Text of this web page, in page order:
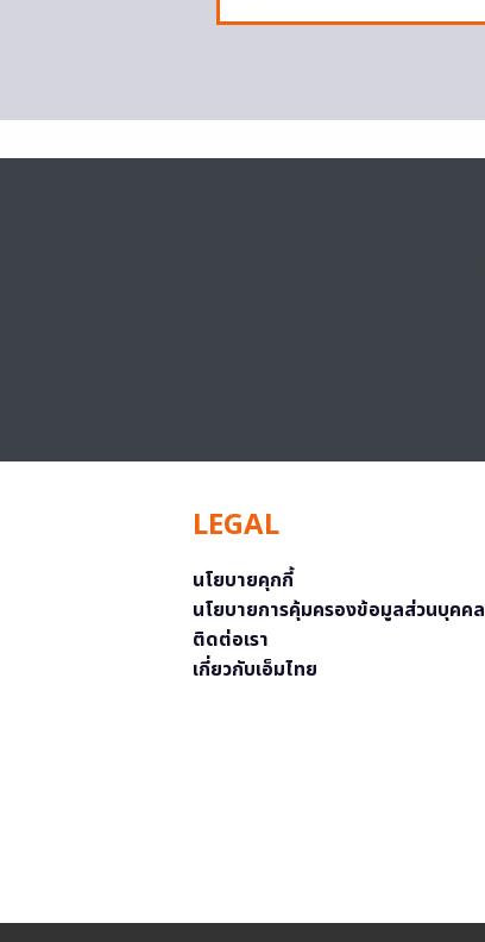
LEGAL
นโยบายคุกกี้
นโยบายการคุ้มครองข้อมูลส่วนบุคคล
ติดต่อเรา
เกี่ยวกับเอ็มไทย